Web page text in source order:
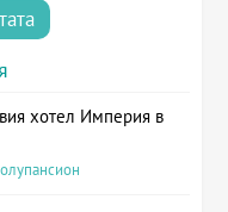
хотел Империя в